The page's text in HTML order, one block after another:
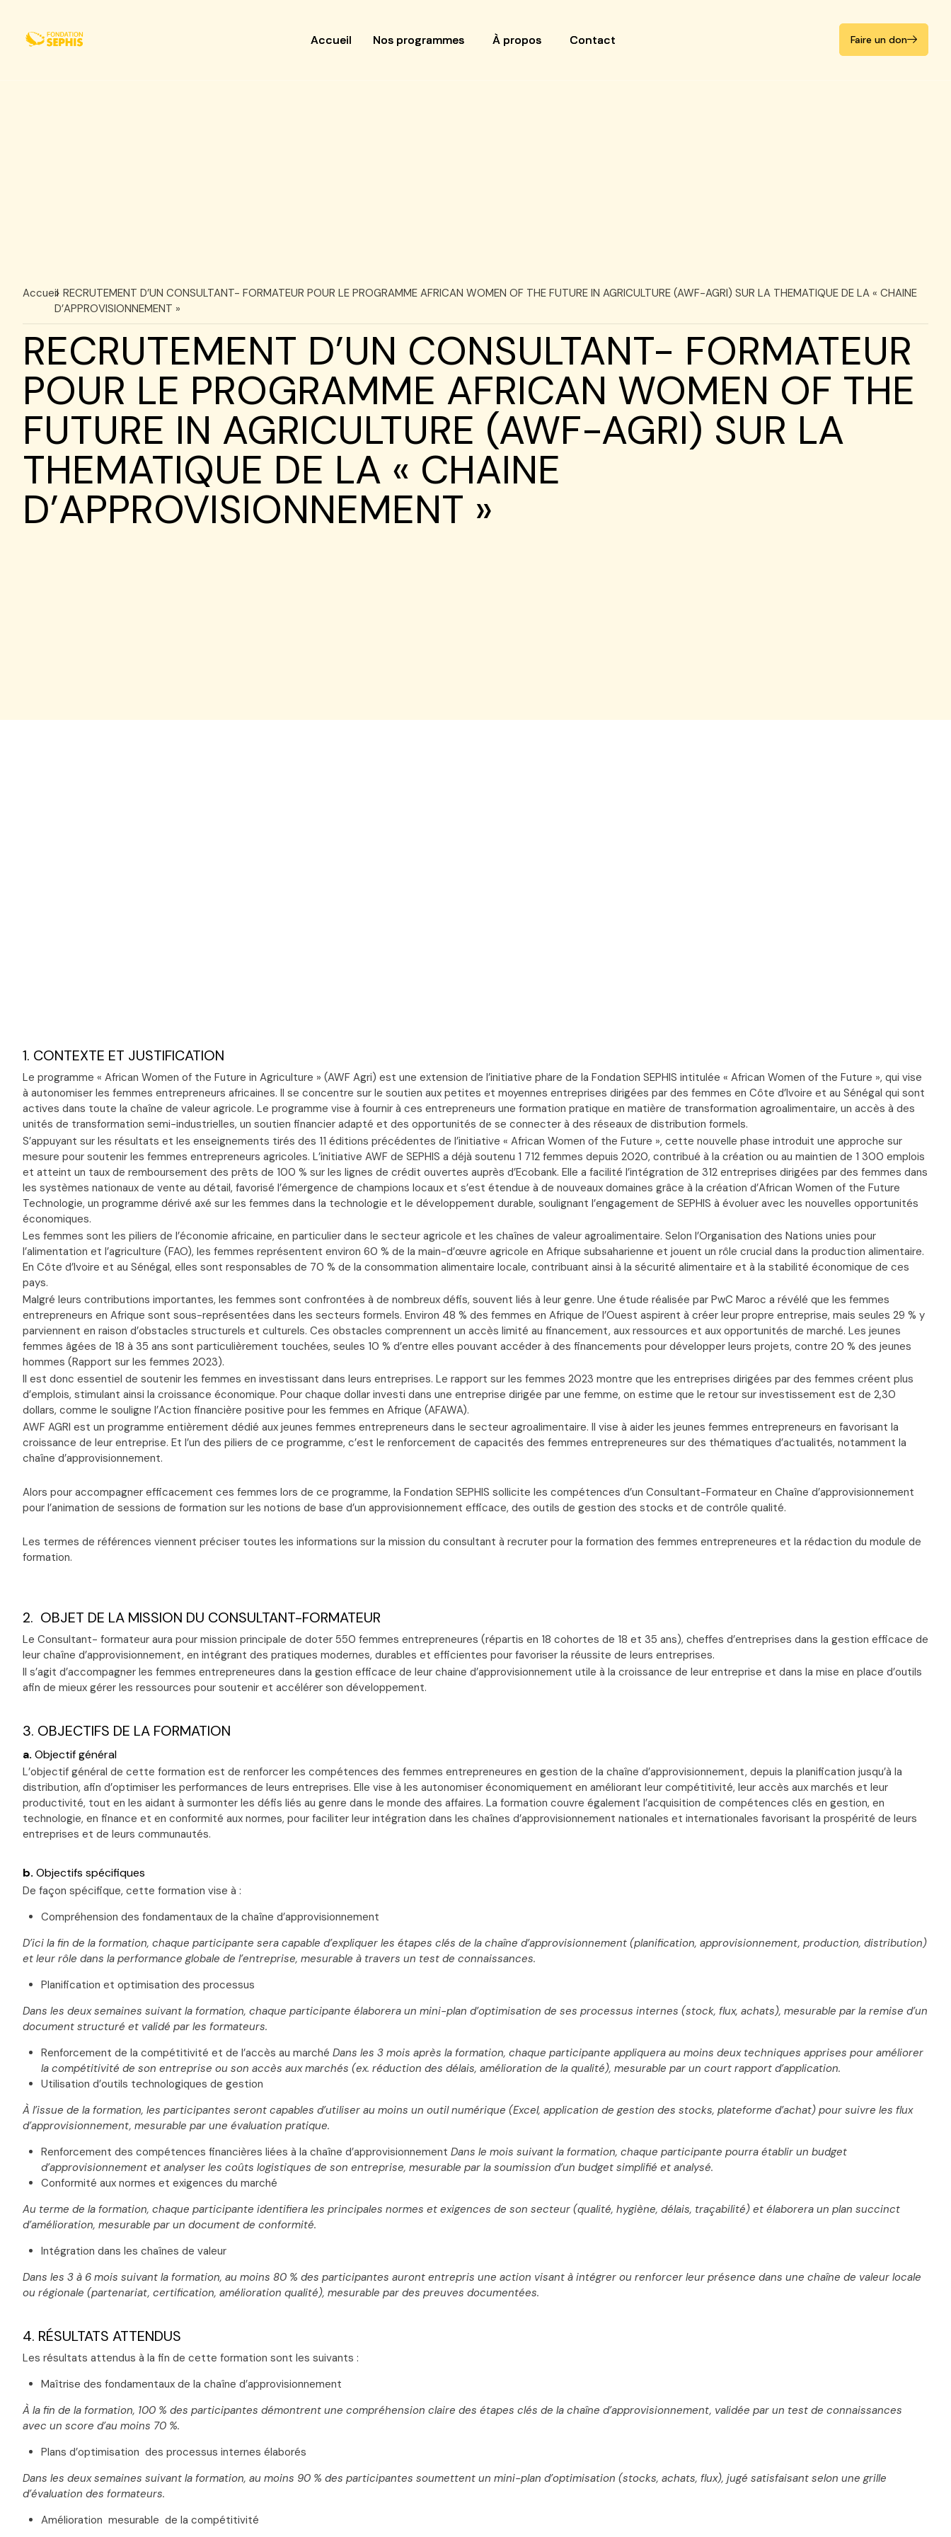
Accueil Nos programmes À propos Contact Faire un don
Accueil Nos programmes À propos Contact Faire un don
Accueil> RECRUTEMENT D’UN CONSULTANT- FORMATEUR POUR LE PROGRAMME AFRICAN WOMEN OF THE FUTURE IN AGRICULTURE (AWF-AGRI) SUR LA THEMATIQUE DE LA « CHAINE
D’APPROVISIONNEMENT »
RECRUTEMENT D’UN CONSULTANT- FORMATEUR
POUR LE PROGRAMME AFRICAN WOMEN OF THE
FUTURE IN AGRICULTURE (AWF-AGRI) SUR LA
THEMATIQUE DE LA « CHAINE
D’APPROVISIONNEMENT »
1. CONTEXTE ET JUSTIFICATION
Le programme « African Women of the Future in Agriculture » (AWF Agri) est une extension de l’initiative phare de la Fondation SEPHIS intitulée « African Women of the Future », qui vise
à autonomiser les femmes entrepreneurs africaines. Il se concentre sur le soutien aux petites et moyennes entreprises dirigées par des femmes en Côte d’Ivoire et au Sénégal qui sont
actives dans toute la chaîne de valeur agricole. Le programme vise à fournir à ces entrepreneurs une formation pratique en matière de transformation agroalimentaire, un accès à des
unités de transformation semi-industrielles, un soutien financier adapté et des opportunités de se connecter à des réseaux de distribution formels.
S’appuyant sur les résultats et les enseignements tirés des 11 éditions précédentes de l’initiative « African Women of the Future », cette nouvelle phase introduit une approche sur
mesure pour soutenir les femmes entrepreneurs agricoles. L’initiative AWF de SEPHIS a déjà soutenu 1 712 femmes depuis 2020, contribué à la création ou au maintien de 1 300 emplois
et atteint un taux de remboursement des prêts de 100 % sur les lignes de crédit ouvertes auprès d’Ecobank. Elle a facilité l’intégration de 312 entreprises dirigées par des femmes dans
les systèmes nationaux de vente au détail, favorisé l’émergence de champions locaux et s’est étendue à de nouveaux domaines grâce à la création d’African Women of the Future
Technologie, un programme dérivé axé sur les femmes dans la technologie et le développement durable, soulignant l’engagement de SEPHIS à évoluer avec les nouvelles opportunités
économiques.
Les femmes sont les piliers de l’économie africaine, en particulier dans le secteur agricole et les chaînes de valeur agroalimentaire. Selon l’Organisation des Nations unies pour
l’alimentation et l’agriculture (FAO), les femmes représentent environ 60 % de la main-d’œuvre agricole en Afrique subsaharienne et jouent un rôle crucial dans la production alimentaire.
En Côte d’Ivoire et au Sénégal, elles sont responsables de 70 % de la consommation alimentaire locale, contribuant ainsi à la sécurité alimentaire et à la stabilité économique de ces
pays.
Malgré leurs contributions importantes, les femmes sont confrontées à de nombreux défis, souvent liés à leur genre. Une étude réalisée par PwC Maroc a révélé que les femmes
entrepreneurs en Afrique sont sous-représentées dans les secteurs formels. Environ 48 % des femmes en Afrique de l’Ouest aspirent à créer leur propre entreprise, mais seules 29 % y
parviennent en raison d’obstacles structurels et culturels. Ces obstacles comprennent un accès limité au financement, aux ressources et aux opportunités de marché. Les jeunes
femmes âgées de 18 à 35 ans sont particulièrement touchées, seules 10 % d’entre elles pouvant accéder à des financements pour développer leurs projets, contre 20 % des jeunes
hommes (Rapport sur les femmes 2023).
Il est donc essentiel de soutenir les femmes en investissant dans leurs entreprises. Le rapport sur les femmes 2023 montre que les entreprises dirigées par des femmes créent plus
d’emplois, stimulant ainsi la croissance économique. Pour chaque dollar investi dans une entreprise dirigée par une femme, on estime que le retour sur investissement est de 2,30
dollars, comme le souligne l’Action financière positive pour les femmes en Afrique (AFAWA).
AWF AGRI est un programme entièrement dédié aux jeunes femmes entrepreneurs dans le secteur agroalimentaire. Il vise à aider les jeunes femmes entrepreneurs en favorisant la
croissance de leur entreprise. Et l’un des piliers de ce programme, c’est le renforcement de capacités des femmes entrepreneures sur des thématiques d’actualités, notamment la
chaîne d’approvisionnement.
Alors pour accompagner efficacement ces femmes lors de ce programme, la Fondation SEPHIS sollicite les compétences d’un Consultant-Formateur en Chaîne d’approvisionnement
pour l’animation de sessions de formation sur les notions de base d’un approvisionnement efficace, des outils de gestion des stocks et de contrôle qualité.
Les termes de références viennent préciser toutes les informations sur la mission du consultant à recruter pour la formation des femmes entrepreneures et la rédaction du module de
formation.
2. OBJET DE LA MISSION DU CONSULTANT-FORMATEUR
Le Consultant- formateur aura pour mission principale de doter 550 femmes entrepreneures (répartis en 18 cohortes de 18 et 35 ans), cheffes d’entreprises dans la gestion efficace de
leur chaîne d’approvisionnement, en intégrant des pratiques modernes, durables et efficientes pour favoriser la réussite de leurs entreprises.
Il s’agit d’accompagner les femmes entrepreneures dans la gestion efficace de leur chaine d’approvisionnement utile à la croissance de leur entreprise et dans la mise en place d’outils
afin de mieux gérer les ressources pour soutenir et accélérer son développement.
3. OBJECTIFS DE LA FORMATION
a. Objectif général
L’objectif général de cette formation est de renforcer les compétences des femmes entrepreneures en gestion de la chaîne d’approvisionnement, depuis la planification jusqu’à la
distribution, afin d’optimiser les performances de leurs entreprises. Elle vise à les autonomiser économiquement en améliorant leur compétitivité, leur accès aux marchés et leur
productivité, tout en les aidant à surmonter les défis liés au genre dans le monde des affaires. La formation couvre également l’acquisition de compétences clés en gestion, en
technologie, en finance et en conformité aux normes, pour faciliter leur intégration dans les chaînes d’approvisionnement nationales et internationales favorisant la prospérité de leurs
entreprises et de leurs communautés.
b. Objectifs spécifiques
De façon spécifique, cette formation vise à :
Compréhension des fondamentaux de la chaîne d’approvisionnement
D’ici la fin de la formation, chaque participante sera capable d’expliquer les étapes clés de la chaîne d’approvisionnement (planification, approvisionnement, production, distribution)
et leur rôle dans la performance globale de l’entreprise, mesurable à travers un test de connaissances.
Planification et optimisation des processus
Dans les deux semaines suivant la formation, chaque participante élaborera un mini-plan d’optimisation de ses processus internes (stock, flux, achats), mesurable par la remise d’un
document structuré et validé par les formateurs.
Renforcement de la compétitivité et de l’accès au marché Dans les 3 mois après la formation, chaque participante appliquera au moins deux techniques apprises pour améliorer
la compétitivité de son entreprise ou son accès aux marchés (ex. réduction des délais, amélioration de la qualité), mesurable par un court rapport d’application.
Utilisation d’outils technologiques de gestion
À l’issue de la formation, les participantes seront capables d’utiliser au moins un outil numérique (Excel, application de gestion des stocks, plateforme d’achat) pour suivre les flux
d’approvisionnement, mesurable par une évaluation pratique.
Renforcement des compétences financières liées à la chaîne d’approvisionnement Dans le mois suivant la formation, chaque participante pourra établir un budget
d’approvisionnement et analyser les coûts logistiques de son entreprise, mesurable par la soumission d’un budget simplifié et analysé.
Conformité aux normes et exigences du marché
Au terme de la formation, chaque participante identifiera les principales normes et exigences de son secteur (qualité, hygiène, délais, traçabilité) et élaborera un plan succinct
d’amélioration, mesurable par un document de conformité.
Intégration dans les chaînes de valeur
Dans les 3 à 6 mois suivant la formation, au moins 80 % des participantes auront entrepris une action visant à intégrer ou renforcer leur présence dans une chaîne de valeur locale
ou régionale (partenariat, certification, amélioration qualité), mesurable par des preuves documentées.
4. RÉSULTATS ATTENDUS
Les résultats attendus à la fin de cette formation sont les suivants :
Maîtrise des fondamentaux de la chaîne d’approvisionnement
À la fin de la formation, 100 % des participantes démontrent une compréhension claire des étapes clés de la chaîne d’approvisionnement, validée par un test de connaissances
avec un score d’au moins 70 %.
Plans d’optimisation des processus internes élaborés
Dans les deux semaines suivant la formation, au moins 90 % des participantes soumettent un mini-plan d’optimisation (stocks, achats, flux), jugé satisfaisant selon une grille
d’évaluation des formateurs.
Amélioration mesurable de la compétitivité